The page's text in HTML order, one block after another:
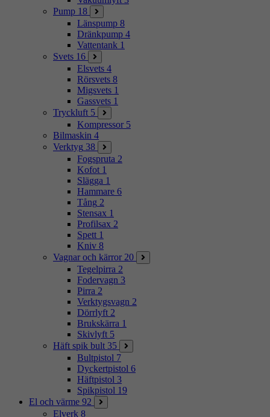
Pump 18
Länspump 8
Dränkpump 4
Vattentank 1
Svets 16
Elsvets 4
Rörsvets 8
Migsvets 1
Gassvets 1
Tryckluft 5
Kompressor 5
Bilmaskin 4
Verktyg 38
Fogspruta 2
Kofot 1
Slägga 1
Hammare 6
Tång 2
Stensax 1
Profilsax 2
Spett 1
Kniv 8
Vagnar och kärror 20
Tegelpirra 2
Fodervagn 3
Pirra 2
Verktygsvagn 2
Dörrlyft 2
Brukskärra 1
Skivlyft 5
Häft spik bult 35
Bultpistol 7
Dyckertpistol 6
Häftpistol 3
Spikpistol 19
El och värme 92
Elverk 8